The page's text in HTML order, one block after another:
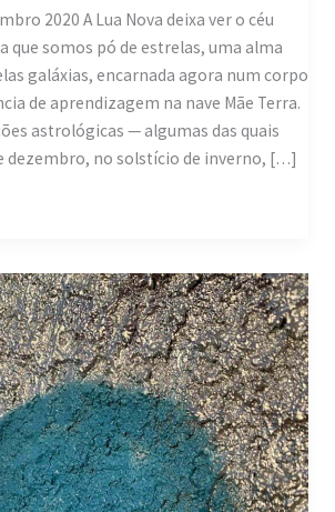
2020 A Lua Nova deixa ver o céu
que somos pó de estrelas, uma alma
galáxias, encarnada agora num corpo
de aprendizagem na nave Mãe Terra.
astrológicas — algumas das quais
dezembro, no solstício de inverno, […]